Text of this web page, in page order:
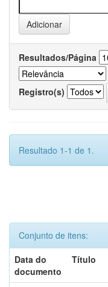
Resultados/Página
Registro(s)
Resultado 1-1 de 1.
Conjunto de itens:
Data do
documento
Título